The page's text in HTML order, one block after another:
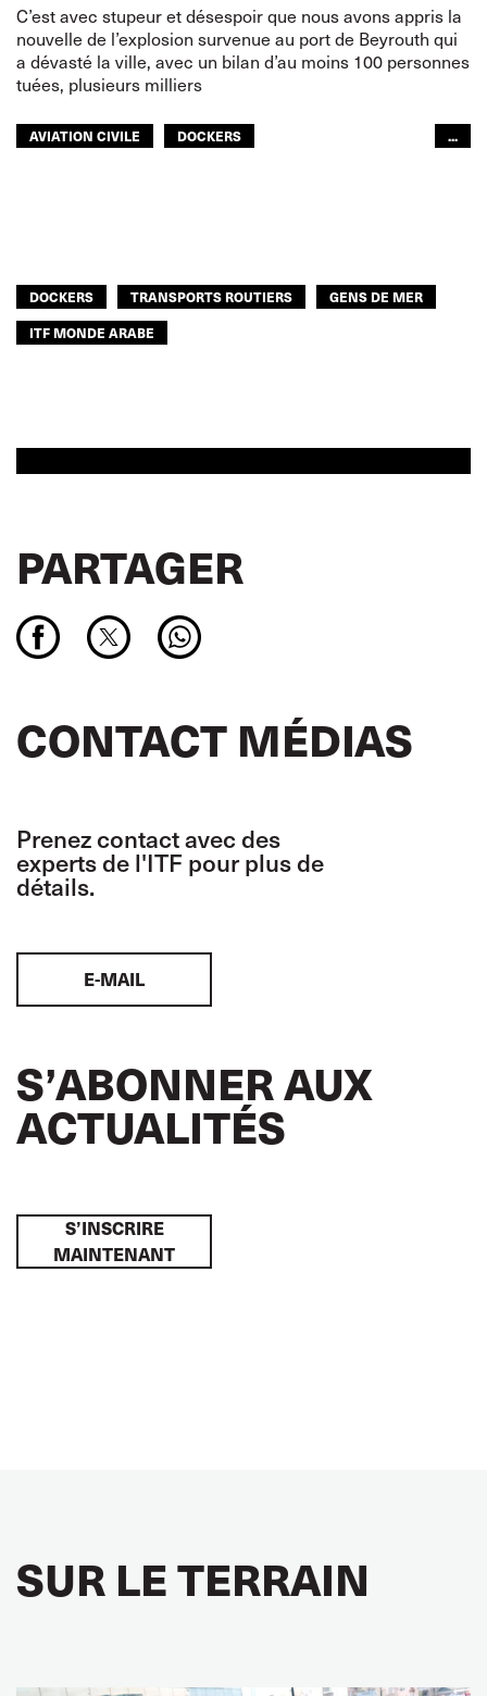
C’est avec stupeur et désespoir que nous avons appris la
nouvelle de l’explosion survenue au port de Beyrouth qui
a dévasté la ville, avec un bilan d’au moins 100 personnes
tuées, plusieurs milliers
AVIATION CIVILE
DOCKERS
...
DOCKERS TRANSPORTS ROUTIERS
GENS DE MER
ITF MONDE ARABE
PARTAGER
CONTACT MÉDIAS
Prenez contact avec des
experts de l'ITF pour plus de
détails.
E-MAIL
S’ABONNER AUX
ACTUALITÉS
S’INSCRIRE
MAINTENANT
SUR LE TERRAIN